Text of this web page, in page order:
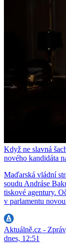
Když ne slavná
nového kandidáta
Maďarská vládní
soudu Andráse
tiskové agentury.
v parlamentu
Aktuálně.cz -
dnes, 12:51